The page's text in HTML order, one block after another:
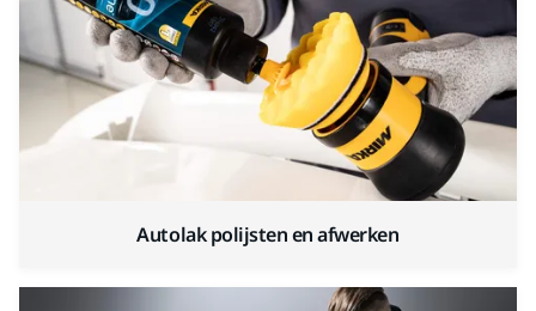
Autolak polijsten en afwerken